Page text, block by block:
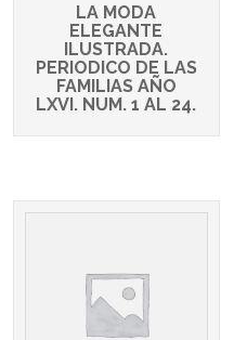
LA MODA
ELEGANTE
ILUSTRADA.
PERIODICO DE LAS
FAMILIAS AÑO
LXVI. NUM. 1 AL 24.